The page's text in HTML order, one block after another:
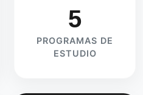
5
PROGRAMAS DE
ESTUDIO